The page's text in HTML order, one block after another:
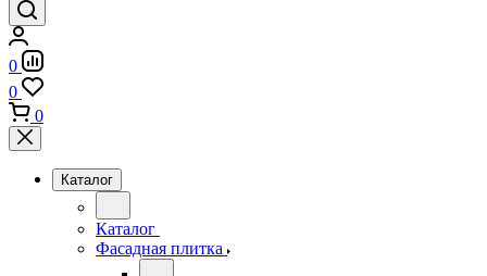
0
0
0
Каталог
Каталог
Фасадная плитка